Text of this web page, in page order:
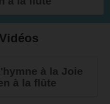
à la Joie
à la flûte